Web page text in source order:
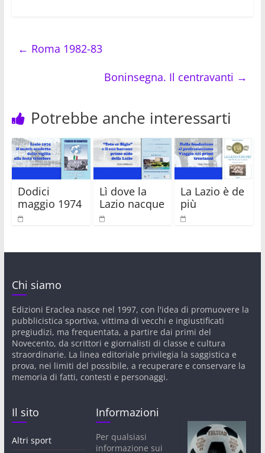
e
k
er
← Roma 1982-83
Boninsegna. Il centravanti →
Potrebbe anche interessarti
Dodici
maggio 1974
Lì dove la
Lazio nacque
La Lazio è de
più
Chi siamo
Edizioni Eraclea nasce nel 1997, con l'idea di promuovere la
pubblicistica sportiva, vittima di vecchi e ingiustificati
pregiudizi, ma frequentata, a partire dai primi del
Novecento, da scrittori e giornalisti di classe e cultura
straordinarie. La linea editoriale privilegia la saggistica e
prova, nei limiti del possibile, a recuperare e conservare la
memoria di fatti, contesti e personaggi.
Il sito
Altri sport
Informazioni
Per qualsiasi
informazione sui